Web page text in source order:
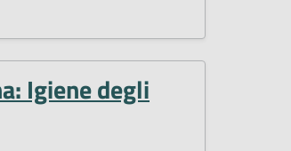
Igiene degli